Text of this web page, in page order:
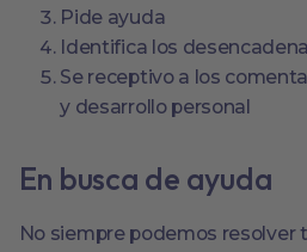
Pide ayuda
Identifica los
Se receptivo a los
y desarrollo personal
En busca de ayuda
No siempre podemos resolver